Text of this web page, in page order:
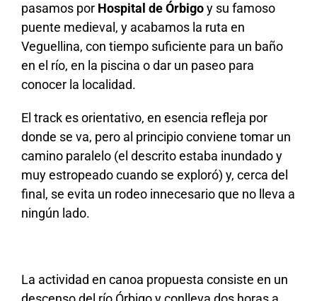
pasamos por Hospital de Órbigoy su famoso
puente medieval, y acabamos la ruta en
Veguellina, con tiempo suficiente para un baño
en el río, en la piscina o dar un paseo para
conocer la localidad.
El track es orientativo, en esencia refleja por
donde se va, pero al principio conviene tomar un
camino paralelo (el descrito estaba inundado y
muy estropeado cuando se exploró) y, cerca del
final, se evita un rodeo innecesario que no lleva a
ningún lado.
La actividad en canoa propuesta consiste en un